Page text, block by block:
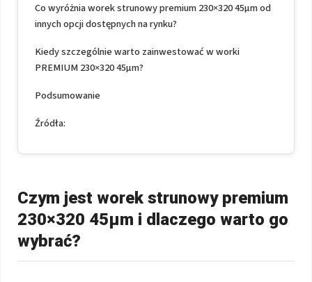
Co wyróżnia worek strunowy premium 230×320 45μm od
innych opcji dostępnych na rynku?
Kiedy szczególnie warto zainwestować w worki
PREMIUM 230×320 45μm?
Podsumowanie
Źródła:
Czym jest worek strunowy premium
230×320 45μm i dlaczego warto go
wybrać?